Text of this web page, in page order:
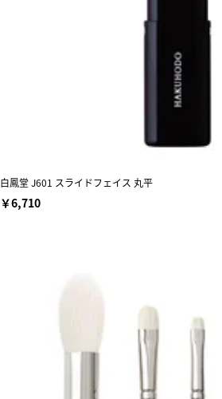
白鳳堂 J601 スライドフェイス 丸平
￥6,710